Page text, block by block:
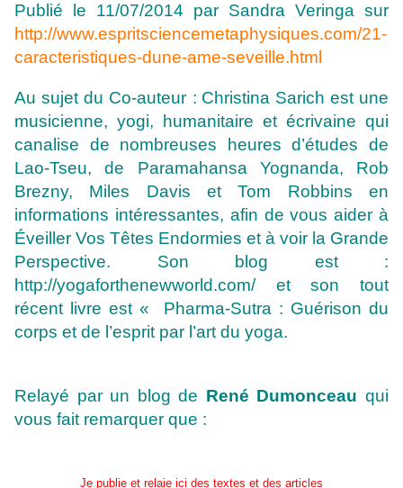
Publié le 11/07/2014 par Sandra Veringa sur
http://www.espritsciencemetaphysiques.com/21-
caracteristiques-dune-ame-seveille.html
Au sujet du Co-auteur : Christina Sarich est une
musicienne, yogi, humanitaire et écrivaine qui
canalise de nombreuses heures d’études de
Lao-Tseu, de Paramahansa Yognanda, Rob
Brezny, Miles Davis et Tom Robbins en
informations intéressantes, afin de vous aider à
Éveiller Vos Têtes Endormies et à voir la Grande
Perspective. Son blog est :
http://yogaforthenewworld.com/ et son tout
récent livre est « Pharma-Sutra : Guérison du
corps et de l’esprit par l’art du yoga.
Relayé par un blog de René Dumonceau qui
vous fait remarquer que :
Je publie et relaie ici des textes et des articles